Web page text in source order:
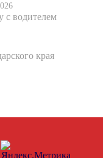
с водителем
края